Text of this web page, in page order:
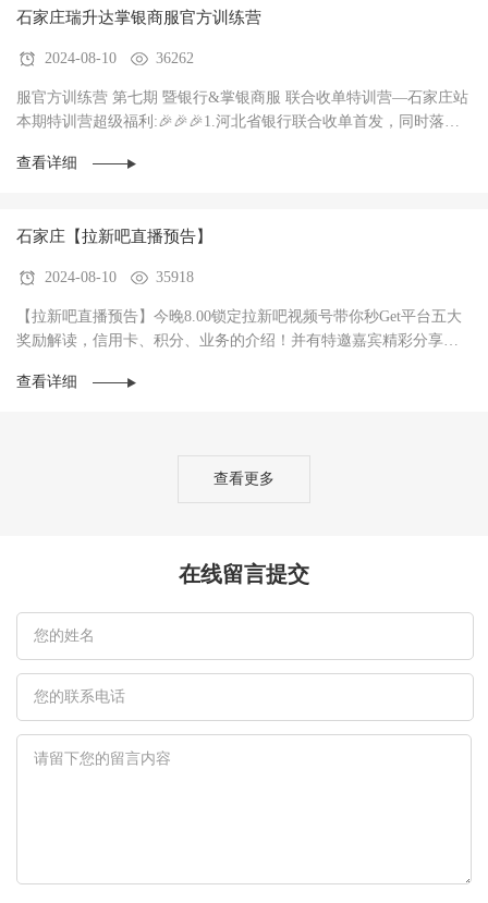
石家庄瑞升达掌银商服官方训练营
2024-08-10 36262
服官方训练营 第七期 暨银行&掌银商服 联合收单特训营—石家庄站
本期特训营超级福利:🎉🎉🎉1.河北省银行联合收单首发，同时落地3
查看详细
石家庄【拉新吧直播预告】
2024-08-10 35918
【拉新吧直播预告】今晚8.00锁定拉新吧视频号带你秒Get平台五大
奖励解读，信用卡、积分、业务的介绍！并有特邀嘉宾精彩分享！
查看详细
查看更多
在线留言提交